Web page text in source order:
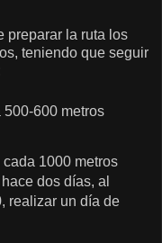
preparar la ruta los
teniendo que seguir
500-600 metros
1000 metros
dos días, al
realizar un día de